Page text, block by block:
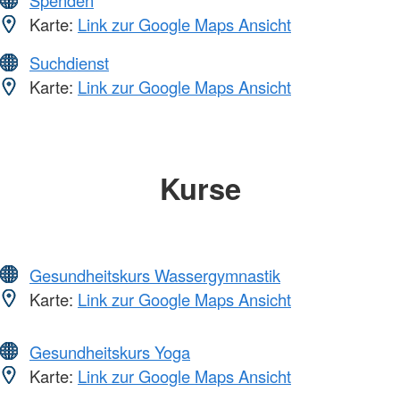
Karte: Link zur Google Maps Ansicht
Suchdienst
Karte: Link zur Google Maps Ansicht
Kurse
Gesundheitskurs Wassergymnastik
Karte: Link zur Google Maps Ansicht
Gesundheitskurs Yoga
Karte: Link zur Google Maps Ansicht